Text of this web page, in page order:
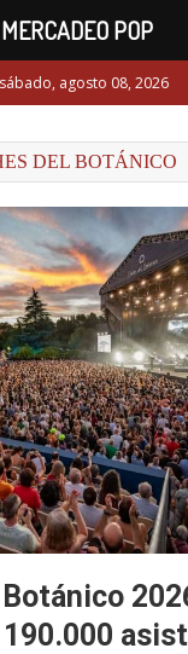
sábado, agosto 08, 2026
DEL BOTÁNICO
MERCADEO POP